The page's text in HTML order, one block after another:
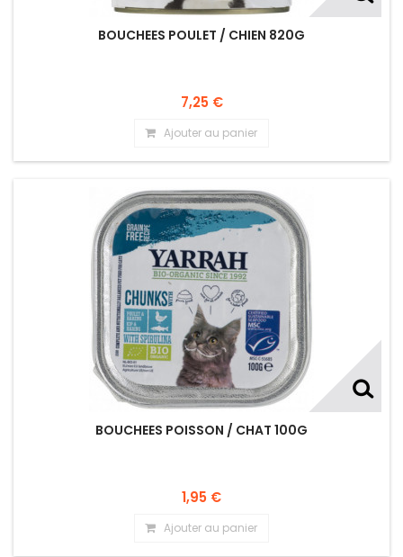
BOUCHEES POULET / CHIEN 820G
7,25 €
Ajouter au panier
BOUCHEES POISSON / CHAT 100G
1,95 €
Ajouter au panier